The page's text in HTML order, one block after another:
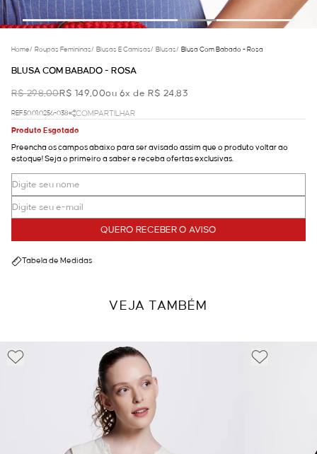
Home/ Roupas Femininas/ Blusas E Camisas/ Blusas/ Blusa Com Babado - Rosa
BLUSA COM BABADO - ROSA
R$ 298,00R$ 149,00ou 6x de R$ 24,83
REF.50.01.0256-038
COMPARTILHAR
Produto Esgotado
Preencha os campos abaixo para ser avisado assim que o produto voltar ao
estoque! Seja o primeiro a saber e receba ofertas exclusivas.
QUERO RECEBER O AVISO
Tabela de Medidas
VEJA TAMBÉM